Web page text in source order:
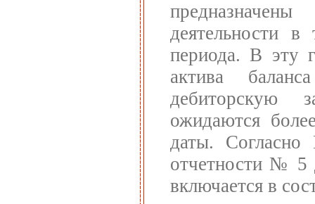
деятельности в
периода. В эту
актива
дебиторскую
ожидаются
даты. Согласно
отчетности № 5
включается в